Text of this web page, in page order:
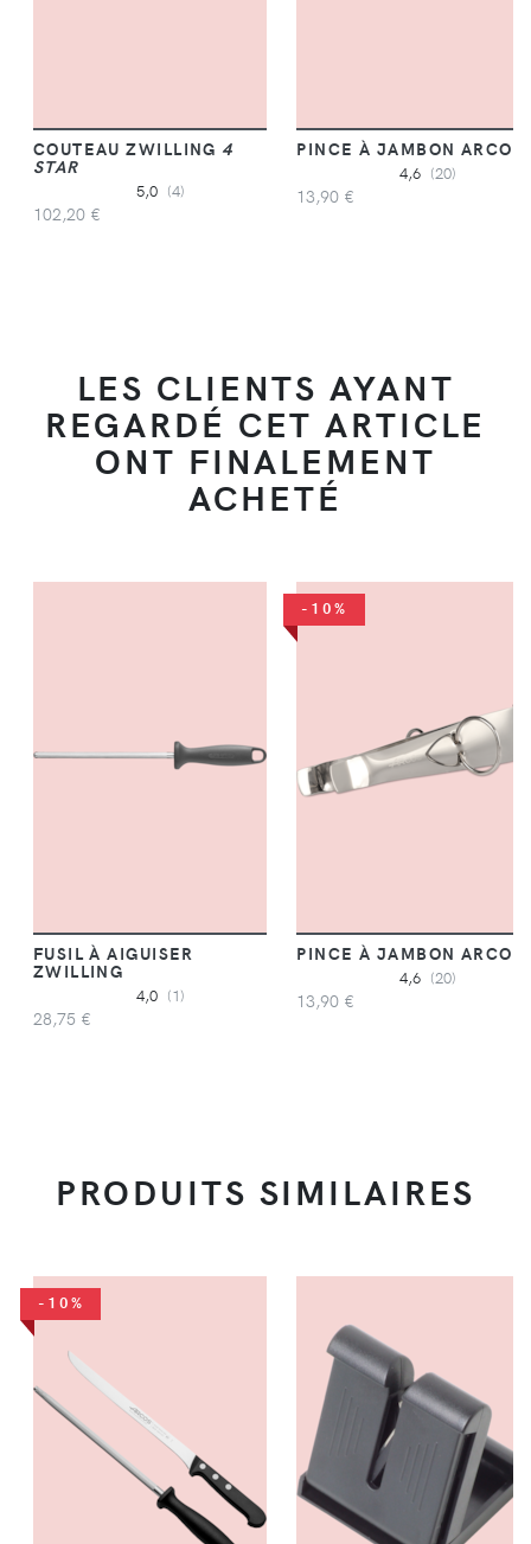
COUTEAU ZWILLING 4
STAR
5,0 (4)
102,20 €
PINCE À JAMBON ARCOS
4,6 (20)
13,90 €
LES CLIENTS AYANT
REGARDÉ CET ARTICLE
ONT FINALEMENT
ACHETÉ
FUSIL À AIGUISER
ZWILLING
4,0 (1)
28,75 €
-10%
PINCE À JAMBON ARCOS
4,6 (20)
13,90 €
PRODUITS SIMILAIRES
-10%